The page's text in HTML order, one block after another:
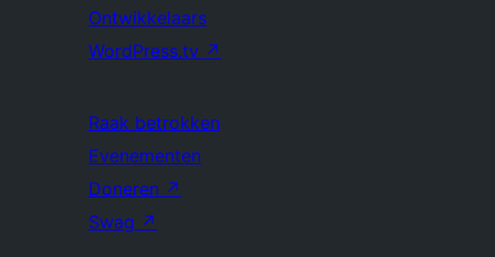
Ontwikkelaars
WordPress.tv ↗
Raak betrokken
Evenementen
Doneren ↗
Swag ↗